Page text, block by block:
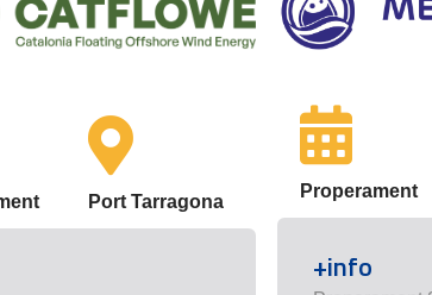
Port Tarragona
Properament
+info